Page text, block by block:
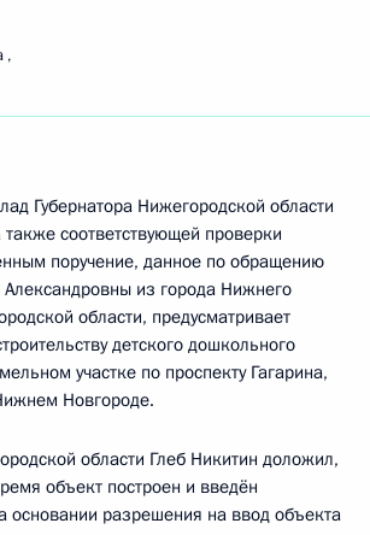
Губернатора Нижегородской области
соответствующей проверки
поручение, данное по обращению
из города Нижнего
области, предусматривает
детского дошкольного
участке по проспекту Гагарина,
Новгороде.
области Глеб Никитин доложил,
объект построен и введён
основании разрешения на ввод объекта